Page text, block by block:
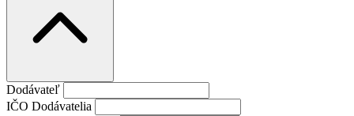
Dodávateľ
IČO Dodávatelia